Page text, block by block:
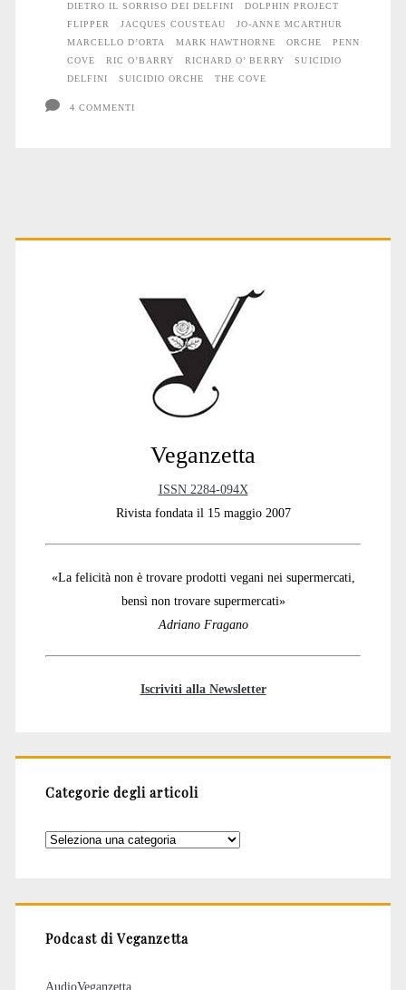
DIETRO IL SORRISO DEI DELFINI
DOLPHIN PROJECT
FLIPPER
JACQUES COUSTEAU
JO-ANNE MCARTHUR
MARCELLO D’ORTA
MARK HAWTHORNE ORCHE
PENN
COVE
RIC O’BARRY RICHARD O’ BERRY
SUICIDIO
DELFINI
SUICIDIO ORCHE THE COVE
4 COMMENTI
Primary
Veganzetta
ISSN 2284-094X
Rivista fondata il 15 maggio 2007
«La felicità non è trovare prodotti vegani nei supermercati,
bensì non trovare supermercati»
Adriano Fragano
Iscriviti alla Newsletter
Categorie degli articoli
Categorie
Podcast di Veganzetta
AudioVeganzetta